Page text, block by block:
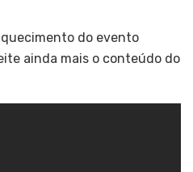
do evento
ainda mais o conteúdo do